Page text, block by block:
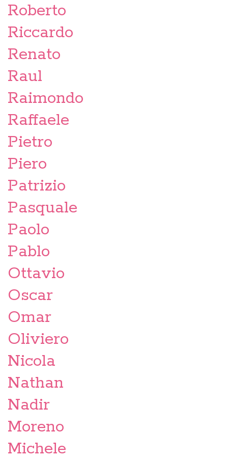
Roberto
Riccardo
Renato
Raul
Raimondo
Raffaele
Pietro
Piero
Patrizio
Pasquale
Paolo
Pablo
Ottavio
Oscar
Omar
Oliviero
Nicola
Nathan
Nadir
Moreno
Michele